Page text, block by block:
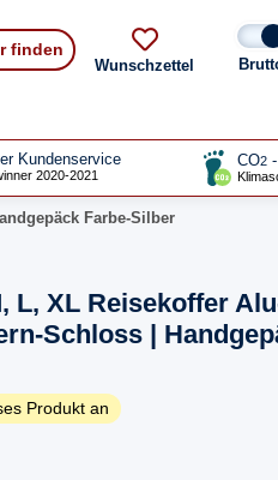
finden
Wunschzettel
Kundenservice
2020-2021
CO2
Farbe-Silber
L, XL Reisekoffer
Schloss |
Produkt an